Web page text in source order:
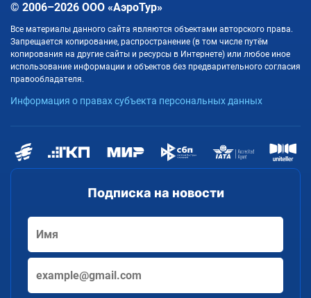
Подписка на новости
© 2006–2026 ООО «АэроТур»
Все материалы данного сайта являются объектами авторского права.
Запрещается копирование, распространение (в том числе путём
копирования на другие сайты и ресурсы в Интернете) или любое иное
использование информации и объектов без предварительного согласия
правообладателя.
Информация о правах субъекта персональных данных